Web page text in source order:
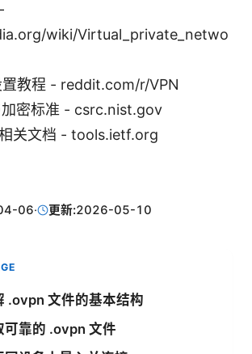
wiki/Virtual_private_netwo
置教程 - reddit.com/r/VPN
加密标准 - csrc.nist.gov
关文档 - tools.ietf.org
06· 更新:2026-05-10
.ovpn 文件的基本结构
可靠的 .ovpn 文件